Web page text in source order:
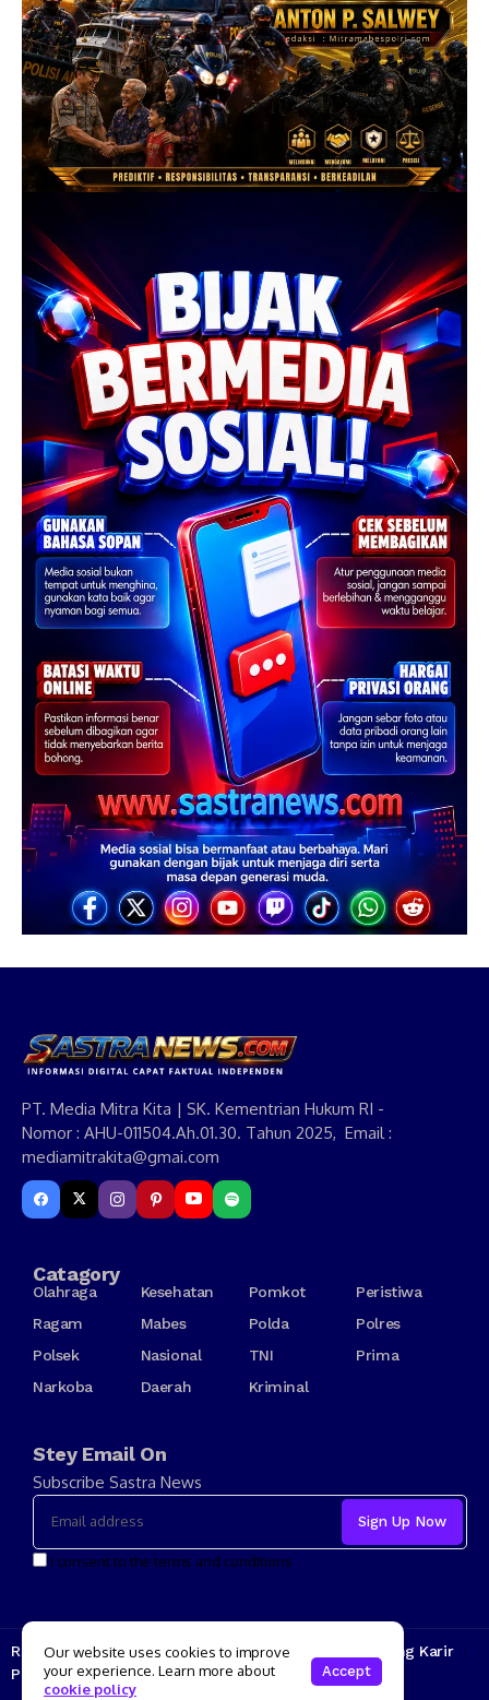
PT. Media Mitra Kita | SK. Kementrian Hukum RI -
Nomor : AHU-011504.Ah.01.30. Tahun 2025, Email :
mediamitrakita@gmai.com
Catagory
Olahraga Kesehatan Pomkot
Peristiwa
Ragam
Mabes Polda
Polres
Polsek
Nasional TNI
Prima
Narkoba
Daerah Kriminal
Stey Email On
Subscribe Sastra News
I consent to the terms and conditions
Redaksi Kode Etik Tarif Iklan Tentang Kami
Jenjang Karir
Pedoman Media Siber
Our website uses cookies to improve
your experience. Learn more about
cookie policy
Accept